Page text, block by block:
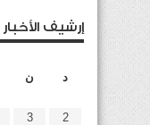
إرشيف الأخبار
د
ن
2
3